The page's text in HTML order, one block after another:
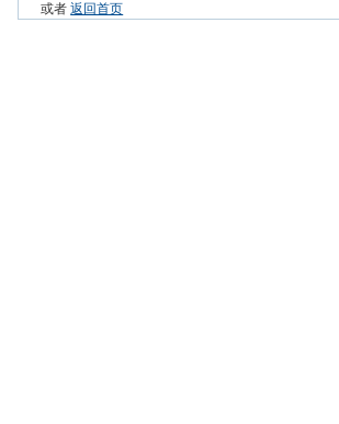
或者返回首页